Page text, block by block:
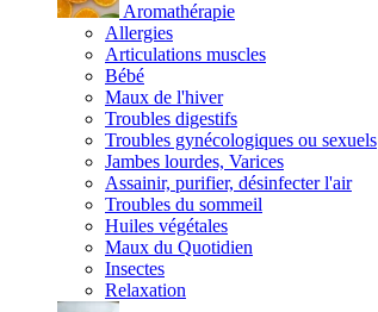
Aromathérapie
Allergies
Articulations muscles
Bébé
Maux de l'hiver
Troubles digestifs
Troubles gynécologiques ou sexuels
Jambes lourdes, Varices
Assainir, purifier, désinfecter l'air
Troubles du sommeil
Huiles végétales
Maux du Quotidien
Insectes
Relaxation